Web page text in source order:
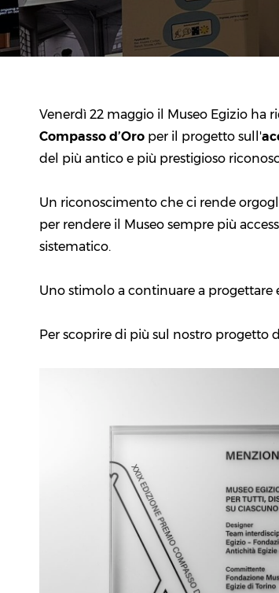
Venerdì 22 maggio il Museo Egizio ha
Compasso d’Oro per il progetto sull'
del più antico e più prestigioso
Un riconoscimento che ci rende
per rendere il Museo sempre più
sistematico.
Uno stimolo a continuare a progettare
Per scoprire di più sul nostro progetto